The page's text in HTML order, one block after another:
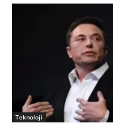
Teknoloji